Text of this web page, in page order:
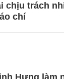
chịu trách
chí
Hưng làm